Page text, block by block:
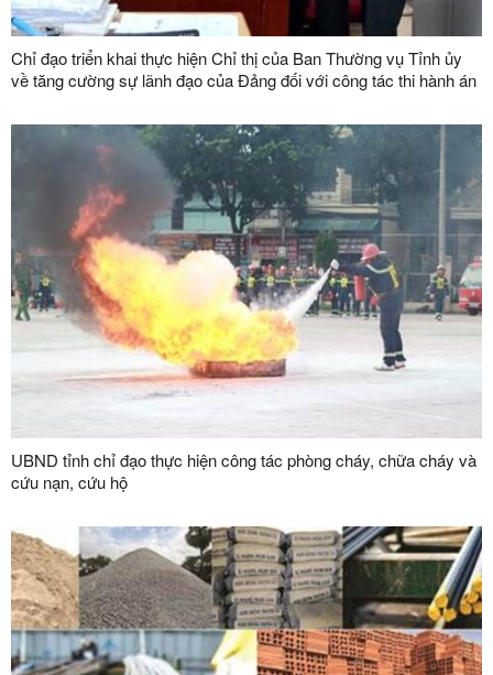
Chỉ đạo triển khai thực hiện Chỉ thị của Ban Thường vụ Tỉnh ủy
về tăng cường sự lãnh đạo của Đảng đối với công tác thi hành án
UBND tỉnh chỉ đạo thực hiện công tác phòng cháy, chữa cháy và
cứu nạn, cứu hộ